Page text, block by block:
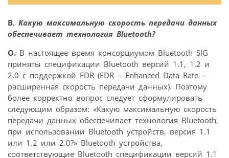
В. Какую максимальную скорость передачи данных
обеспечивает технология Bluetooth?
О. В настоящее время консорциумом Bluetooth SIG
приняты спецификации Bluetooth версий 1.1, 1.2 и
2.0 с поддержкой EDR (EDR – Enhanced Data Rate –
расширенная скорость передачи данных). Поэтому
более корректно вопрос следует сформулировать
следующим образом: «Кaкую максимальную скорость
передачи данных обеспечивает технология Bluetooth,
при использовании Bluetooth устройств, версия 1.1
или 1.2 или 2.0?» Bluetooth устройства,
соответствующие Bluetooth спецификации версий 1.1